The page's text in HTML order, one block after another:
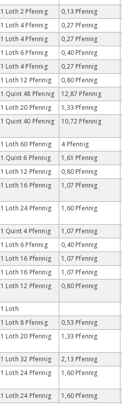
1 Loth 2 Pfennig 0,13 Pfennig
1 Loth 4 Pfennig 0,27 Pfennig
1 Loth 4 Pfennig 0,27 Pfennig
1 Loth 6 Pfennig 0,40 Pfennig
1 Loth 4 Pfennig 0,27 Pfennig
1 Loth 12 Pfennig 0,80 Pfennig
1 Quint 48 Pfennig 12,87 Pfennig
1 Loth 20 Pfennig 1,33 Pfennig
1 Quint 40 Pfennig 10,72 Pfennig
1 Loth 60 Pfennig 4 Pfennig
1 Quint 6 Pfennig 1,61 Pfennig
1 Loth 12 Pfennig 0,80 Pfennig
1 Loth 16 Pfennig 1,07 Pfennig
1 Loth 24 Pfennig 1,60 Pfennig
1 Quint 4 Pfennig 1,07 Pfennig
1 Loth 6 Pfennig 0,40 Pfennig
1 Loth 16 Pfennig 1,07 Pfennig
1 Loth 16 Pfennig 1,07 Pfennig
1 Loth 12 Pfennig 0,80 Pfennig
1 Loth
1 Loth 8 Pfennig 0,53 Pfennig
1 Loth 20 Pfennig 1,33 Pfennig
1 Loth 32 Pfennig 2,13 Pfennig
1 Loth 24 Pfennig 1,60 Pfennig
1 Loth 24 Pfennig 1,60 Pfennig